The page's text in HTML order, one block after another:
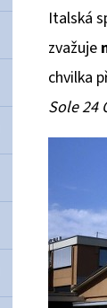
Italská
zvažuje
chvilka
Sole 24
7 Kč